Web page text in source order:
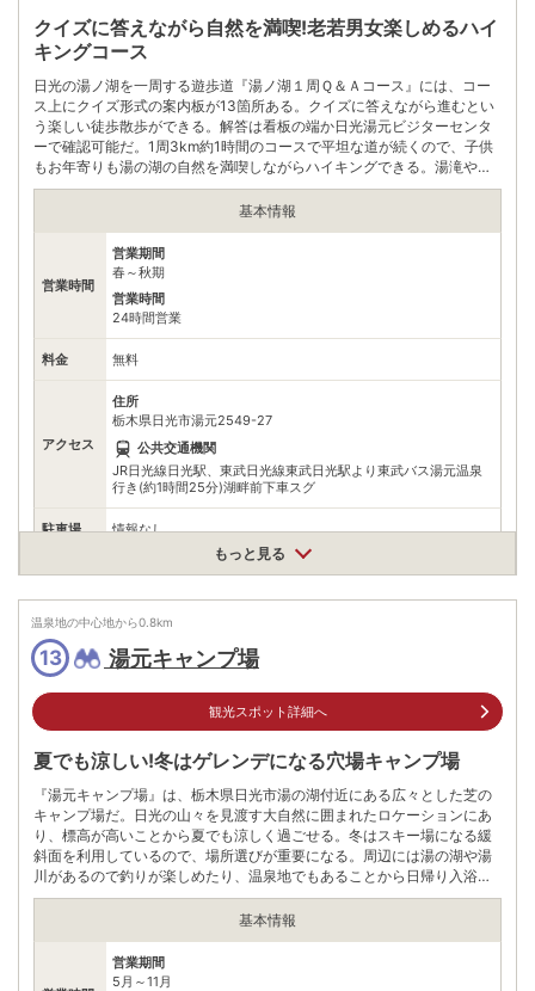
※ 料金情報は税込・税抜表記が混ざっております。正しい金額はご利用前にご
自身でお問合せください。
クイズに答えながら自然を満喫!老若男女楽しめるハイ
キングコース
日光の湯ノ湖を一周する遊歩道『湯ノ湖１周Ｑ＆Ａコース』には、コー
ス上にクイズ形式の案内板が13箇所ある。クイズに答えながら進むとい
う楽しい徒歩散歩ができる。解答は看板の端か日光湯元ビジターセンタ
ーで確認可能だ。1周3km約1時間のコースで平坦な道が続くので、子供
もお年寄りも湯の湖の自然を満喫しながらハイキングできる。湯滝や兎
島などの見どころも満載だ。
基本情報
営業時間
営業期間
春～秋期
営業時間
24時間営業
料金 無料
アクセス
住所
栃木県日光市湯元2549-27
公共交通機関
JR日光線日光駅、東武日光線東武日光駅より東武バス湯元温泉
行き(約1時間25分)湖畔前下車スグ
駐車場 情報なし
電話番号 0288622321
問合せください。
※ 料金情報は税込・税抜表記が混ざっております。正しい金額はご利用前にご
自身でお問合せください。
もっと見る
温泉地の中心地から0.8km
13 湯元キャンプ場
観光スポット詳細へ
夏でも涼しい!冬はゲレンデになる穴場キャンプ場
『湯元キャンプ場』は、栃木県日光市湯の湖付近にある広々とした芝の
キャンプ場だ。日光の山々を見渡す大自然に囲まれたロケーションにあ
り、標高が高いことから夏でも涼しく過ごせる。冬はスキー場になる緩
斜面を利用しているので、場所選びが重要になる。周辺には湯の湖や湯
川があるので釣りが楽しめたり、温泉地でもあることから日帰り入浴を
楽しむこともできる。料金も1泊1000円とリーズナブルなのも嬉しい。
基本情報
営業期間
5月～11月